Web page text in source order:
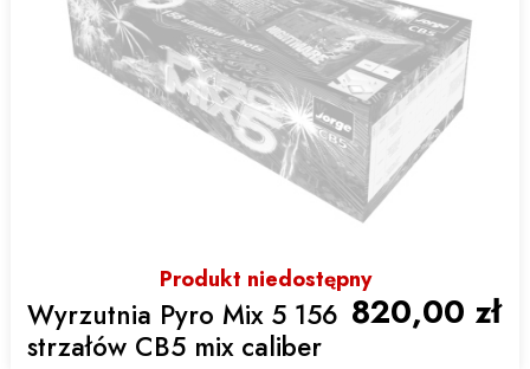
Produkt niedostępny
Wyrzutnia Pyro Mix 5 156
strzałów CB5 mix caliber
820,00 zł